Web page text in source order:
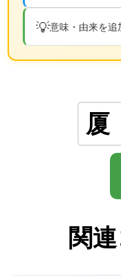
💡意味・由来を追
関